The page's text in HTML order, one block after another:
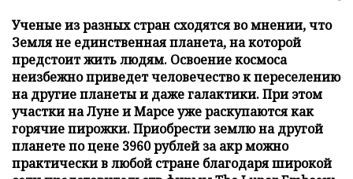
Ученые из разных стран сходятся во мнении, что
Земля не единственная планета, на которой
предстоит жить людям. Освоение космоса
неизбежно приведет человечество к переселению
на другие планеты и даже галактики. При этом
участки на Луне и Марсе уже раскупаются как
горячие пирожки. Приобрести землю на другой
планете по цене 3960 рублей за акр можно
практически в любой стране благодаря широкой